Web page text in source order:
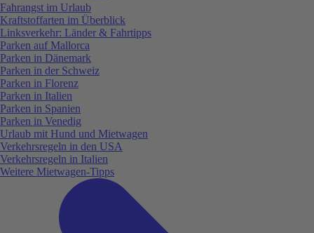
Fahrangst im Urlaub
Kraftstoffarten im Überblick
Linksverkehr: Länder & Fahrtipps
Parken auf Mallorca
Parken in Dänemark
Parken in der Schweiz
Parken in Florenz
Parken in Italien
Parken in Spanien
Parken in Venedig
Urlaub mit Hund und Mietwagen
Verkehrsregeln in den USA
Verkehrsregeln in Italien
Weitere Mietwagen-Tipps